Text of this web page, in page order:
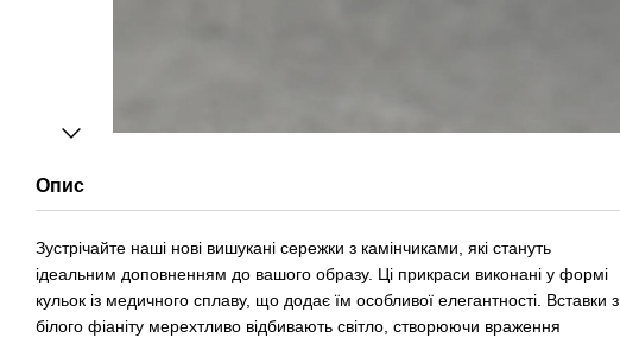
Опис
Зустрічайте наші нові вишукані сережки з камінчиками, які стануть
ідеальним доповненням до вашого образу. Ці прикраси виконані у формі
кульок із медичного сплаву, що додає їм особливої елегантності. Вставки з
білого фіаніту мерехтливо відбивають світло, створюючи враження